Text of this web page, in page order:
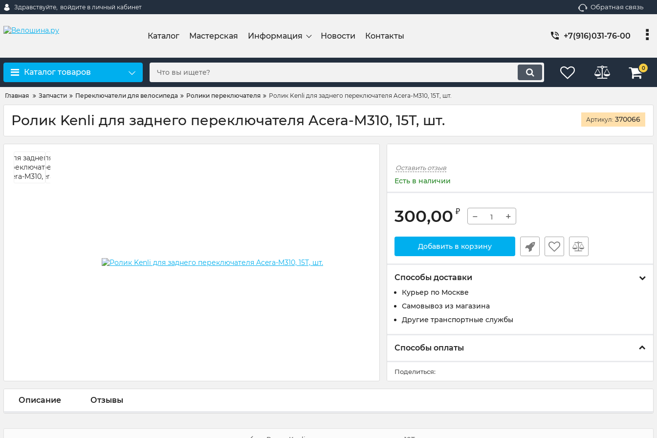
Здравствуйте, войдите в личный кабинет Обратная связь
Каталог Мастерская Информация Новости Контакты +7(916)031-76-00
Каталог товаров 0
Главная Запчасти Переключатели для велосипеда Ролики переключателя Ролик Kenli для заднего переключателя Acera-M310, 15T, шт.
Ролик Kenli для заднего переключателя Acera-M310, 15T, шт. Артикул: 370066
Оставить отзыв
Есть в наличии
300,00 ₽ − +
Добавить в корзину
Способы доставки
Курьер по Москве
Самовывоз из магазина
Другие транспортные службы
Способы оплаты
Поделиться:
Описание Отзывы